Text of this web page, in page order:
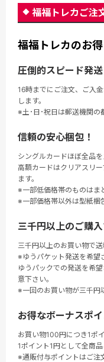
福福トレカご注
福福トレカのお
圧倒的スピード発送
16時までにご注文、ご入
します。
※土･日･祝日は郵送機関の
信頼の安心梱包！
シングルカードほぼ全品
高額カードはクリアスリ
ます。
※一部低価格帯のものはま
※一部価格帯以外は型紙梱
三千円以上のご購
三千円以上のお買い物で送
※ゆうパケット発送を希望
ゆうパックでの発送を希
意下さい。
※一回のお買い物が三千円
お得なボーナスポイ
お買い物100円につき1ポ
1ポイント1円として全商品
※通販付与ポイントはご注